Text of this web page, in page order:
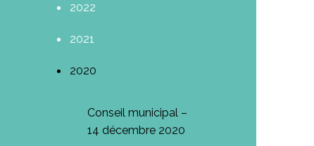
2022
2021
2020
Conseil municipal –
14 décembre 2020